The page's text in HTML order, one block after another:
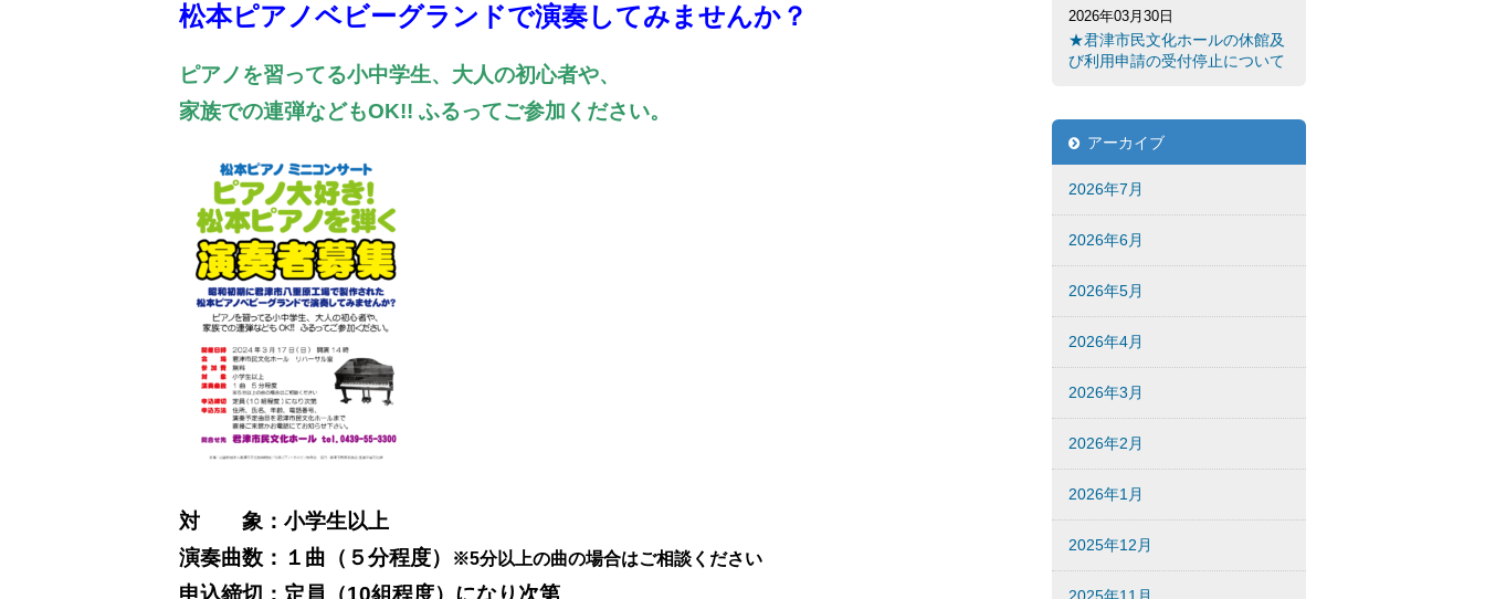
松本ピアノベビーグランドで演奏してみませんか？
ピアノを習ってる小中学生、大人の初心者や、
家族での連弾などもOK!! ふるってご参加ください。
対 象：小学生以上
演奏曲数：１曲（５分程度）
※5分以上の曲の場合はご相談ください
申込締切：定員（10組程度）になり次第
2026年03月30日
★君津市民文化ホールの休館及
び利用申請の受付停止について
アーカイブ
2026年7月
2026年6月
2026年5月
2026年4月
2026年3月
2026年2月
2026年1月
2025年12月